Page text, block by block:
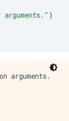
)
arguments.